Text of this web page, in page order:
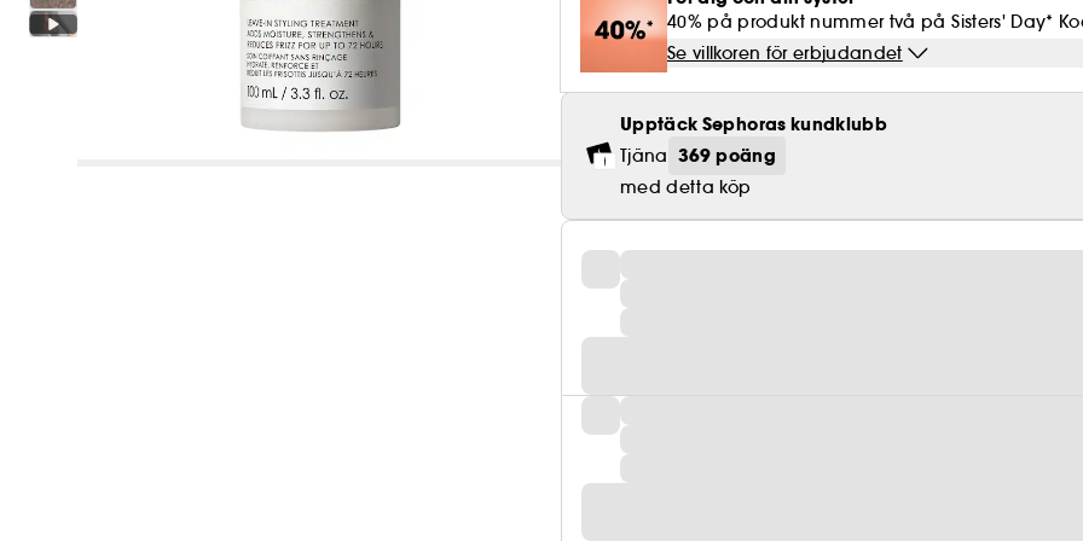
40% på produkt nummer två på Sisters' Day*
Se villkoren för erbjudandet
Upptäck Sephoras kundklubb
Tjäna 369 poäng
med detta köp